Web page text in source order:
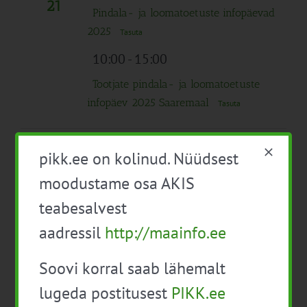
21
Pindala- ja loomatoetuste infopäevad
2025
Tasuta
10:00- 15:00
Tootjate pindala- ja loomatoetuste
infopäev 2025 Saaremaal
Tasuta
T
22
Kogu päev
Pindala- ja loomatoetuste infopäevad
infopäev 2025 veebis Tasuta
10:00-15:00
pikk.ee on kolinud. Nüüdsest
moodustame osa AKIS
teabesalvest
aadressil http://maainfo.ee
Soovi korral saab lähemalt
lugeda postitusest PIKK.ee